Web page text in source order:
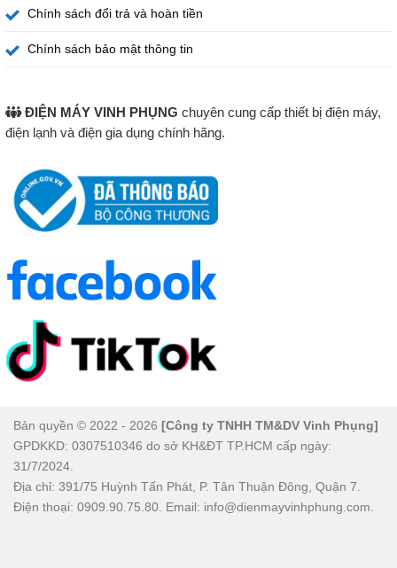
Hệ điều hành Android 11 trên Tivi Sharp 32 inch 2T-
C32EG2X
Tivi Sharp 32 inch 2T-C32EG2X được trang bị
sử dụng, giúp người dùng thao tác mượt mà và tìm kiếm
nội dung nhanh chóng. Các nội dung được phân chia rõ
ràng theo các tab, tạo sự thuận tiện và dễ dàng trong việc
điều hướng.
Chính sách đổi trả và hoàn tiền
Chính sách bảo mật thông tin
ĐIỆN MÁY VINH PHỤNG chuyên cung cấp thiết bị điện máy,
điện lạnh và điện gia dụng chính hãng.
Bản quyền © 2022 - 2026 [Công ty TNHH TM&DV Vinh Phụng]
GPDKKD: 0307510346 do sở KH&ĐT TP.HCM cấp ngày:
31/7/2024.
Địa chỉ: 391/75 Huỳnh Tấn Phát, P. Tân Thuận Đông, Quận 7.
Điện thoại: 0909.90.75.80. Email: info@dienmayvinhphung.com.